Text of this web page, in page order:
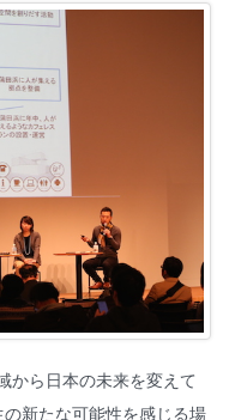
から日本の未来を変えて
新たな可能性を感じる場